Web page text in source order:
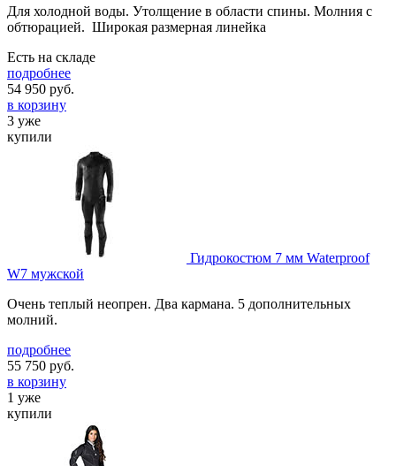
Для холодной воды. Утолщение в области спины. Молния с
обтюрацией. Широкая размерная линейка
Есть на складе
подробнее
54 950 руб.
в корзину
3 уже
купили
Гидрокостюм 7 мм Waterproof
W7 мужской
Очень теплый неопрен. Два кармана. 5 дополнительных
молний.
подробнее
55 750 руб.
в корзину
1 уже
купили